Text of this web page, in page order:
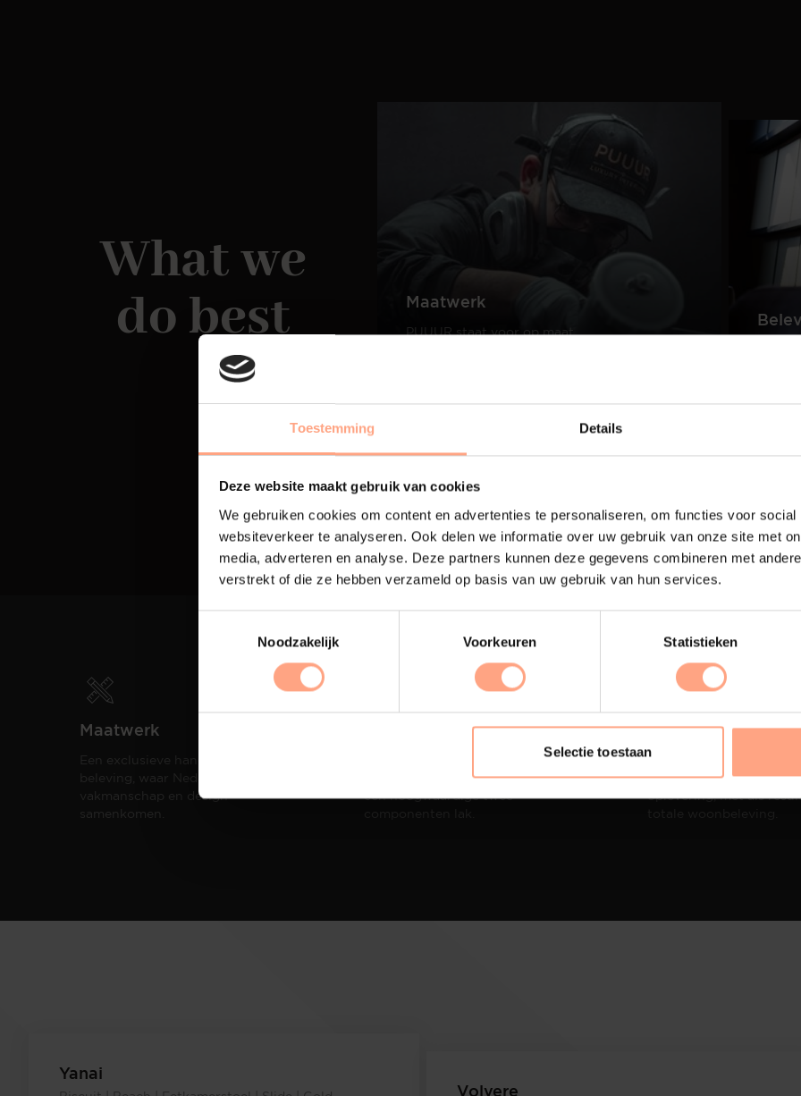
Toestemming Details
Deze website maakt gebruik van cookies
We gebruiken cookies om content en advertenties te personaliseren, om functies voor social
websiteverkeer te analyseren. Ook delen we informatie over uw gebruik van onze site met
media, adverteren en analyse. Deze partners kunnen deze gegevens combineren met
verstrekt of die ze hebben verzameld op basis van uw gebruik van hun services.
Noodzakelijk Voorkeuren Statistieken
Selectie toestaan
What we
do best
Maatwerk
PUUUR staat voor op maat
Lees meer
Maatwerk
Een exclusieve handgemaakte
beleving, waar Nederlands
vakmanschap en design
samenkomen.
De meubelen worden in onze
eigen spuiterij afgewerkt met
een hoogwaardige twee
Interieur inrichting
PUUUR biedt volledige
ontzorging van eerste
oplevering,met als
Yanai
Volvere